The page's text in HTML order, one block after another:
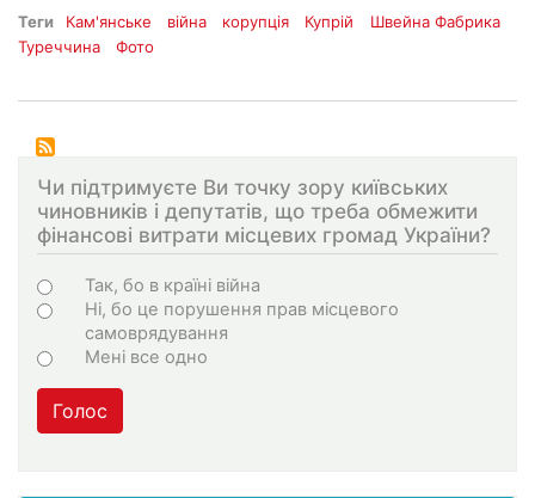
Теги Кам'янське війна корупція Купрій
Швейна Фабрика
Туреччина
Фото
Чи підтримуєте Ви точку зору київських
чиновників і депутатів, що треба обмежити
фінансові витрати місцевих громад України?
Варіанти
Так, бо в країні війна
Ні, бо це порушення прав місцевого
самоврядування
Мені все одно
Голос